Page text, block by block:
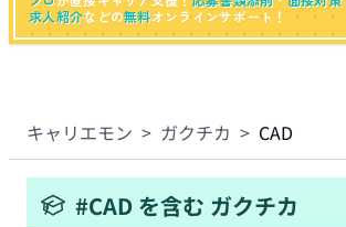
求人紹介などの無料オンラインサポート！
キャリエモン > ガクチカ > CAD
#CAD を含む ガクチカ